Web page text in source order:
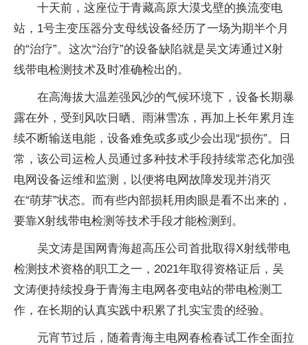
十天前，这座位于青藏高原大漠戈壁的换流变电
站，1号主变压器分支母线设备经历了一场为期半个月
的“治疗”。这次“治疗”的设备缺陷就是吴文涛通过X射
线带电检测技术及时准确检出的。
在高海拔大温差强风沙的气候环境下，设备长期暴
露在外，受到风吹日晒、雨淋雪冻，再加上长年累月连
续不断输送电能，设备难免或多或少会出现“损伤”。日
常，该公司运检人员通过多种技术手段持续常态化加强
电网设备运维和监测，以便将电网故障发现并消灭
在“萌芽”状态。而有些内部损耗用肉眼是看不出来的，
要靠X射线带电检测等技术手段才能检测到。
吴文涛是国网青海超高压公司首批取得X射线带电
检测技术资格的职工之一，2021年取得资格证后，吴
文涛便持续投身于青海主电网各变电站的带电检测工
作，在长期的认真实践中积累了扎实宝贵的经验。
元宵节过后，随着青海主电网春检春试工作全面拉